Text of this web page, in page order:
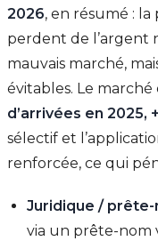
2026, en résumé :
perdent de l’argent
mauvais marché,
évitables. Le
d’arrivées en 2025,
sélectif et
renforcée, ce qui
Juridique / prête-
via un prête-nom